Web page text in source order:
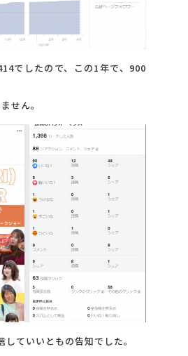
でしたので、この1年で、900
せん。
ていいともの告知でした。